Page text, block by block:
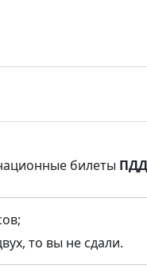
билеты
то вы не сдали.